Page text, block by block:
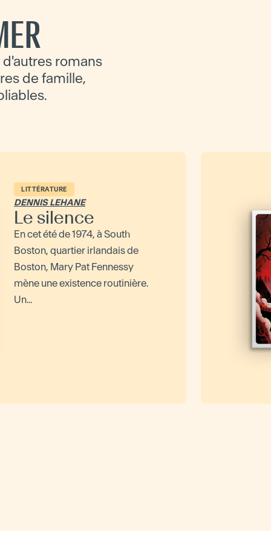
romans
de famille,
LITTÉRATURE
DENNIS LEHANE
Le silence
En cet été de 1974, à South
Boston, quartier irlandais de
Boston, Mary Pat Fennessy
mène une existence routinière.
Un...